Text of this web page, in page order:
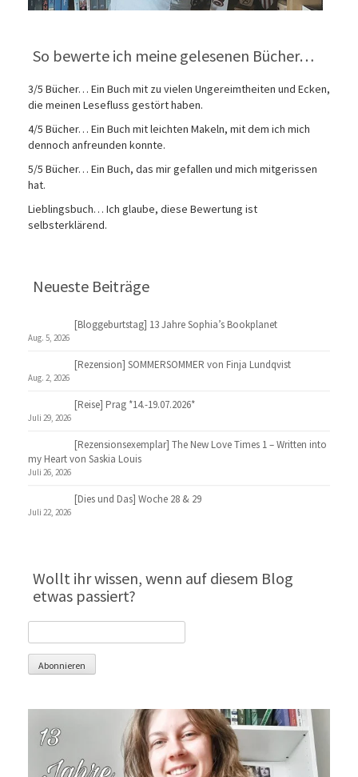
So bewerte ich meine gelesenen Bücher…
3/5 Bücher… Ein Buch mit zu vielen Ungereimtheiten und Ecken,
die meinen Lesefluss gestört haben.
4/5 Bücher… Ein Buch mit leichten Makeln, mit dem ich mich
dennoch anfreunden konnte.
5/5 Bücher… Ein Buch, das mir gefallen und mich mitgerissen
hat.
Lieblingsbuch… Ich glaube, diese Bewertung ist
selbsterklärend.
Neueste Beiträge
[Bloggeburtstag] 13 Jahre Sophia’s Bookplanet
Aug. 5, 2026
[Rezension] SOMMERSOMMER von Finja Lundqvist
Aug. 2, 2026
[Reise] Prag *14.-19.07.2026*
Juli 29, 2026
[Rezensionsexemplar] The New Love Times 1 – Written into
my Heart von Saskia Louis
Juli 26, 2026
[Dies und Das] Woche 28 & 29
Juli 22, 2026
Wollt ihr wissen, wenn auf diesem Blog
etwas passiert?